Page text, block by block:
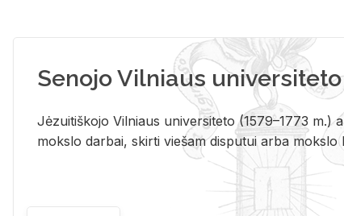
Senojo Vilniaus
Jėzuitiškojo Vilniaus universiteto (1579–1773 m.)
mokslo darbai, skirti viešam disputui arba mokslo